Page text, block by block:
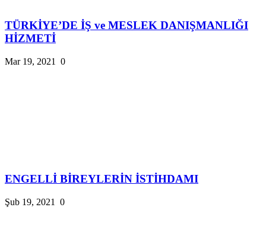
TÜRKİYE’DE İŞ ve MESLEK DANIŞMANLIĞI
HİZMETİ
Mar 19, 2021 0
ENGELLİ BİREYLERİN İSTİHDAMI
Şub 19, 2021 0